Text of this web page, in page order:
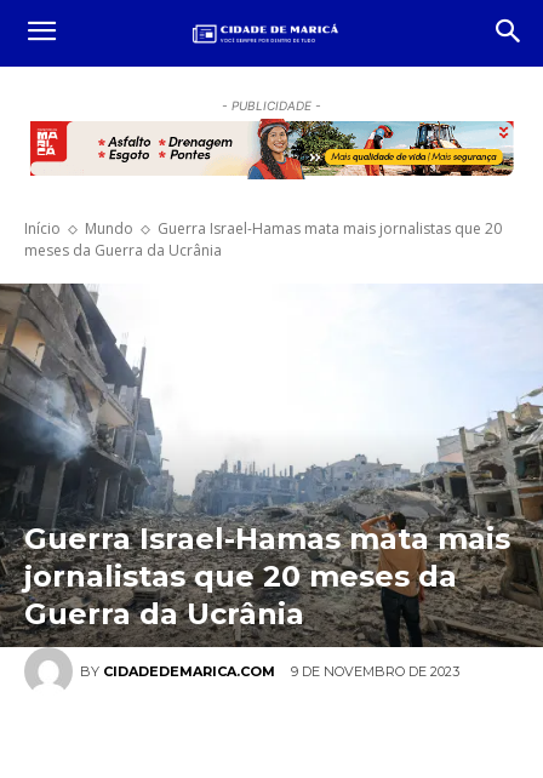
- PUBLICIDADE -
Início Mundo
Guerra Israel-Hamas mata mais jornalistas que 20
meses da Guerra da Ucrânia
BY CIDADEDEMARICA.COM 9 DE NOVEMBRO DE 2023
Guerra Israel-Hamas mata mais
jornalistas que 20 meses da
Guerra da Ucrânia